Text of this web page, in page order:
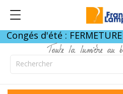
Congés d'été :
Toute la lumière au